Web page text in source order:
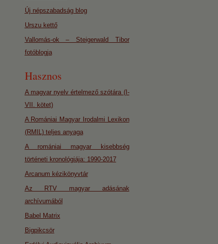
Új népszabadság blog
Urszu kettő
Vallomás-ok – Steigerwald Tibor
fotóblogja
Hasznos
A magyar nyelv értelmező szótára (I-
VII. kötet)
A Romániai Magyar Irodalmi Lexikon
(RMIL) teljes anyaga
A romániai magyar kisebbség
történeti kronológiája: 1990-2017
Arcanum kézikönyvtár
Az RTV magyar adásának
archívumából
Babel Matrix
Bigpikcsör